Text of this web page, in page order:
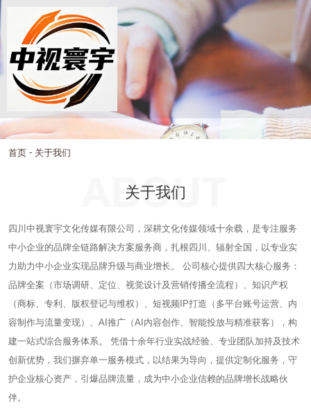
首页 - 关于我们
关于我们
四川中视寰宇文化传媒有限公司，深耕文化传媒领域十余载，是专注服务
中小企业的品牌全链路解决方案服务商，扎根四川、辐射全国，以专业实
力助力中小企业实现品牌升级与商业增长。 公司核心提供四大核心服务：
品牌全案（市场调研、定位、视觉设计及营销传播全流程）、知识产权
（商标、专利、版权登记与维权）、短视频IP打造（多平台账号运营、内
容制作与流量变现）、AI推广（AI内容创作、智能投放与精准获客），构
建一站式综合服务体系。 凭借十余年行业实战经验、专业团队加持及技术
创新优势，我们摒弃单一服务模式，以结果为导向，提供定制化服务，守
护企业核心资产，引爆品牌流量，成为中小企业信赖的品牌增长战略伙
伴。